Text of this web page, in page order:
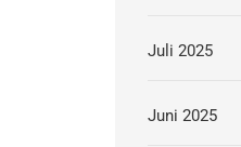
Juli 2025
Juni 2025